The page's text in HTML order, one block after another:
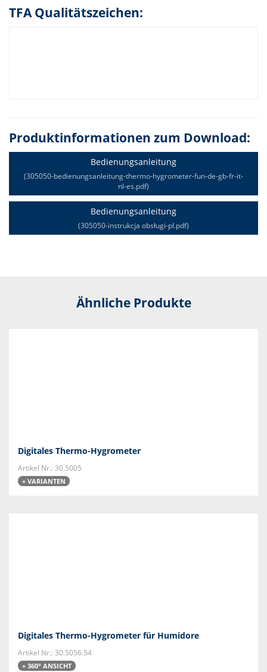
TFA Qualitätszeichen:
Produktinformationen zum Download:
Bedienungsanleitung
(305050-bedienungsanleitung-thermo-hygrometer-fun-de-gb-fr-it-
nl-es.pdf)
Bedienungsanleitung
(305050-instrukcja obsługi-pl.pdf)
Ähnliche Produkte
Digitales Thermo-Hygrometer
Artikel Nr.: 30.5005
+ VARIANTEN
Digitales Thermo-Hygrometer für Humidore
Artikel Nr.: 30.5056.54
+ 360° ANSICHT